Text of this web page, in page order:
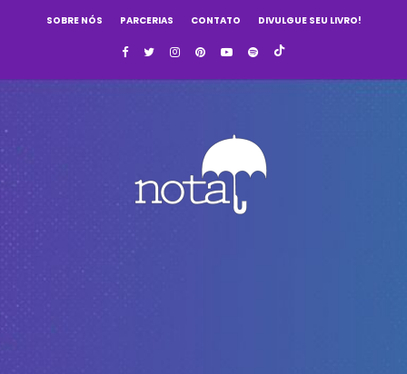
SOBRE NÓS PARCERIAS CONTATO DIVULGUE SEU LIVRO!